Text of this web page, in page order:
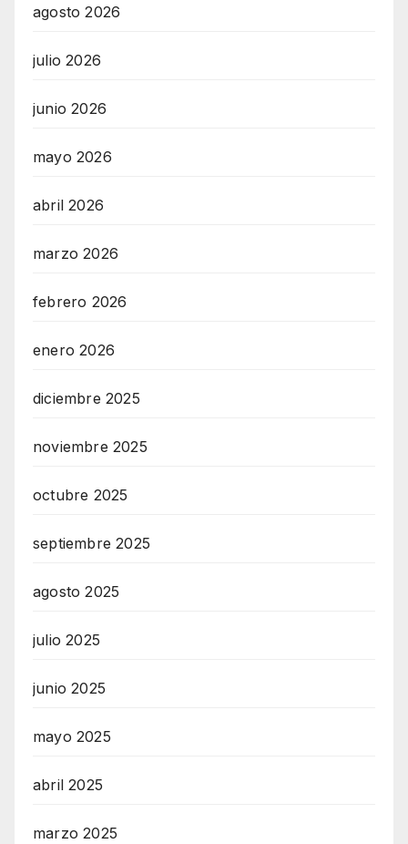
agosto 2026
julio 2026
junio 2026
mayo 2026
abril 2026
marzo 2026
febrero 2026
enero 2026
diciembre 2025
noviembre 2025
octubre 2025
septiembre 2025
agosto 2025
julio 2025
junio 2025
mayo 2025
abril 2025
marzo 2025